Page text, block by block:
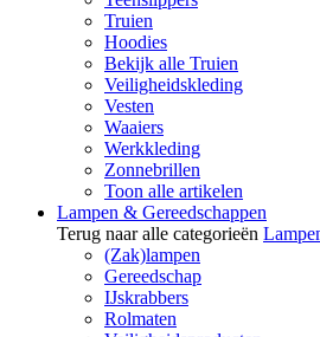
Truien
Hoodies
Bekijk alle Truien
Veiligheidskleding
Vesten
Waaiers
Werkkleding
Zonnebrillen
Toon alle artikelen
Lampen & Gereedschappen
Terug naar alle categorieën
(Zak)lampen
Gereedschap
IJskrabbers
Rolmaten